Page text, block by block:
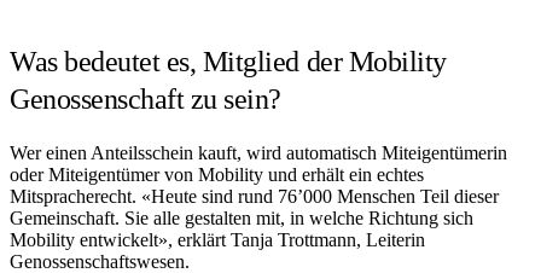
Was bedeutet es, Mitglied der Mobility
Genossenschaft zu sein?
Wer einen Anteilsschein kauft, wird automatisch Miteigentümerin
oder Miteigentümer von Mobility und erhält ein echtes
Mitspracherecht. «Heute sind rund 76’000 Menschen Teil dieser
Gemeinschaft. Sie alle gestalten mit, in welche Richtung sich
Mobility entwickelt», erklärt Tanja Trottmann, Leiterin
Genossenschaftswesen.